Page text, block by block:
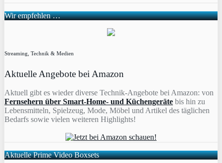
Wir empfehlen …
Streaming, Technik & Medien
Aktuelle Angebote bei Amazon
Aktuell gibt es wieder diverse Technik-Angebote bei Amazon: von
Fernsehern über Smart-Home- und Küchengeräte bis hin zu
Lebensmitteln, Spielzeug, Mode, Möbel und Artikel des täglichen
Bedarfs sowie vielen weiteren Highlights!
Aktuelle Prime Video Boxsets